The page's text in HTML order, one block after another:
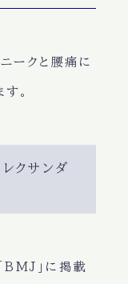
ークと腰痛に
。
クサンダ
BMJ」に掲載